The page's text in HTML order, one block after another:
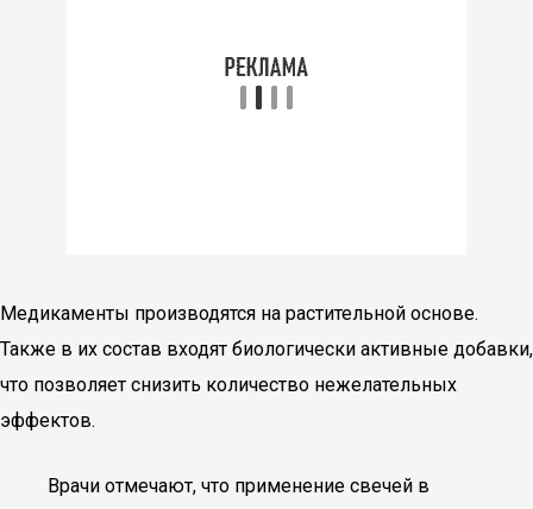
Медикаменты производятся на растительной основе.
Также в их состав входят биологически активные добавки,
что позволяет снизить количество нежелательных
эффектов.
Врачи отмечают, что применение свечей в